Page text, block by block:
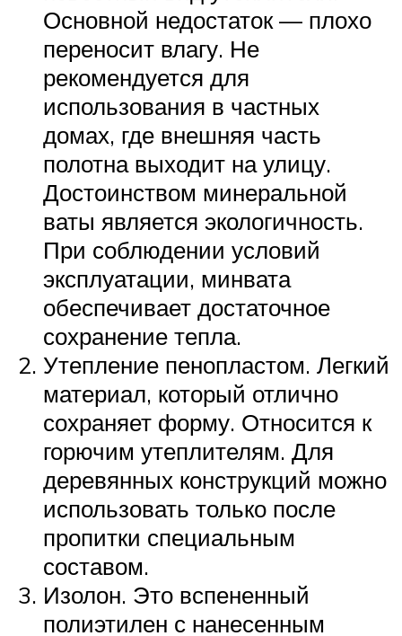
Основной недостаток — плохо
переносит влагу. Не
рекомендуется для
использования в частных
домах, где внешняя часть
полотна выходит на улицу.
Достоинством минеральной
ваты является экологичность.
При соблюдении условий
эксплуатации, минвата
обеспечивает достаточное
сохранение тепла.
Утепление пенопластом. Легкий
материал, который отлично
сохраняет форму. Относится к
горючим утеплителям. Для
деревянных конструкций можно
использовать только после
пропитки специальным
составом.
Изолон. Это вспененный
полиэтилен с нанесенным